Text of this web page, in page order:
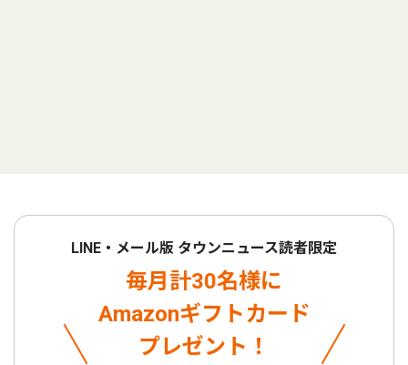
LINE・メール版 タウンニュース読者限定
毎月計30名様に
Amazonギフトカード
プレゼント！